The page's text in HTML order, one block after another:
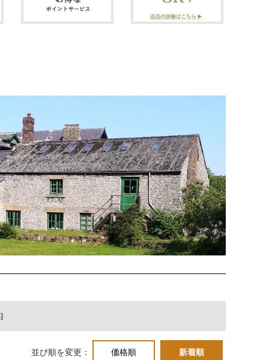
並び順を変更： 価格順 新着順